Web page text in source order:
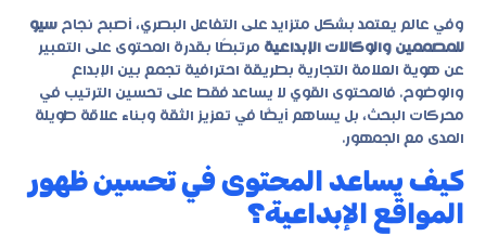
وفي عالم يعتمد بشكل متزايد على التفاعل البصري، أصبح نجاح سيو
للمصممين والوكالات الإبداعية مرتبطًا بقدرة المحتوى على التعبير
عن هوية العلامة التجارية بطريقة احترافية تجمع بين الإبداع
والوضوح. فالمحتوى القوي لا يساعد فقط على تحسين الترتيب في
محركات البحث، بل يساهم أيضًا في تعزيز الثقة وبناء علاقة طويلة
المدى مع الجمهور.
كيف يساعد المحتوى في تحسين ظهور
المواقع الإبداعية؟